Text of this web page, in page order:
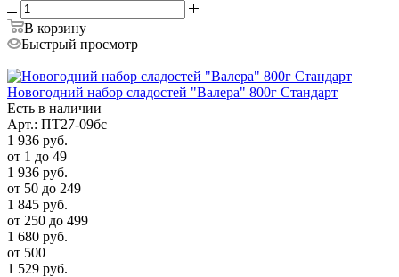
В корзину
Быстрый просмотр
Новогодний набор сладостей "Валера" 800г Стандарт
Есть в наличии
Арт.: ПТ27-09бс
1 936 руб.
от 1 до 49
1 936 руб.
от 50 до 249
1 845 руб.
от 250 до 499
1 680 руб.
от 500
1 529 руб.